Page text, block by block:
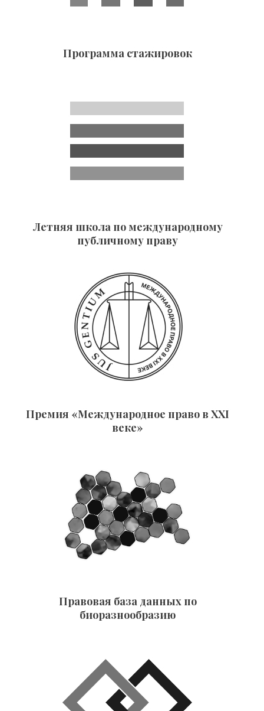
Программа стажировок
Летняя школа по международному
публичному праву
Премия «Международное право в XXI
веке»
Правовая база данных по
биоразнообразию